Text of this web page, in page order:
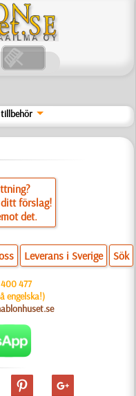
tillbehör
förslag!
det.
Leverans i Sverige Sök
477
engelska!)